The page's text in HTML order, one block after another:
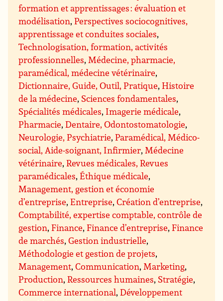
formation et apprentissages : évaluation et
modélisation,Perspectives sociocognitives,
apprentissage et conduites sociales,
Technologisation, formation, activités
professionnelles, Médecine, pharmacie,
paramédical, médecine vétérinaire,
Dictionnaire, Guide, Outil, Pratique,Histoire
de la médecine, Sciences fondamentales,
Spécialités médicales, Imagerie médicale,
Pharmacie,Dentaire, Odontostomatologie,
Neurologie, Psychiatrie,Paramédical, Médico-
social, Aide-soignant, Infirmier, Médecine
vétérinaire,Revues médicales, Revues
paramédicales,Éthique médicale,
Management, gestion et économie
d’entreprise,Entreprise,Création d’entreprise,
Comptabilité, expertise comptable, contrôle de
gestion,Finance,Finance d’entreprise,Finance
de marchés,Gestion industrielle,
Méthodologie et gestion de projets,
Management,Communication, Marketing,
Production,Ressources humaines, Stratégie,
Commerce international,Développement